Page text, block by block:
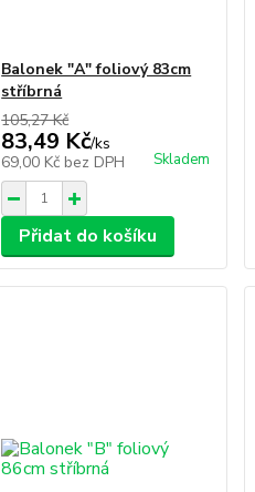
Balonek "A" foliový 83cm
stříbrná
105,27 Kč
83,49 Kč/ks
69,00 Kč bez DPH Skladem
Přidat do košíku